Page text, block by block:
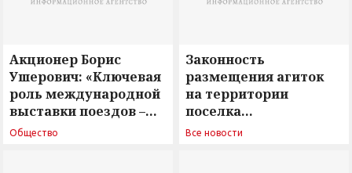
Акционер Борис
Ушерович: «Ключевая
роль международной
выставки поездов –
поиск ответов на
Общество
Законность
размещения агиток
на территории
поселка
Новосергиевка
Все новости